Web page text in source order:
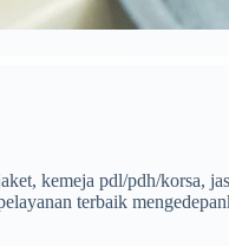
kemeja pdl/pdh/
terbaik